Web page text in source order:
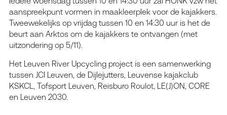
aanspreekpunt vormen in maakleerplek voor de kajakkers.
Tweewekelijks op vrijdag tussen 10 en 14:30 uur is het de
beurt aan Arktos om de kajakkers te ontvangen (met
uitzondering op 5/11).
Het Leuven River Upcycling project is een samenwerking
tussen JCI Leuven, de Dijlejutters, Leuvense kajakclub
KSKCL, Tofsport Leuven, Reisburo Roulot, LE(J)ON, CORE
en Leuven 2030.